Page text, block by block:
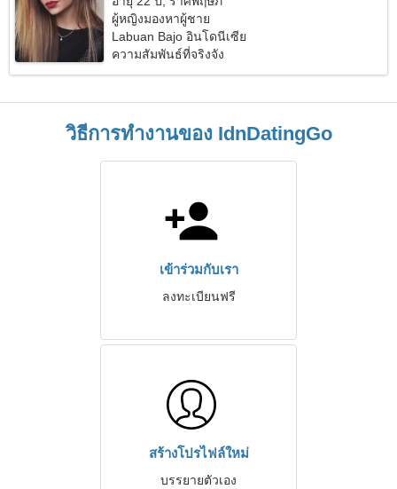
ผู้หญิงมองหาผู้ชาย
Labuan Bajo อินโดนีเซีย
ความสัมพันธ์ที่จริงจัง
วิธีการทำงานของ IdnDatingGo
เข้าร่วมกับเรา
ลงทะเบียนฟรี
สร้างโปรไฟล์ใหม่
บรรยายตัวเอง